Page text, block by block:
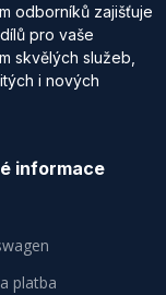
odborníků zajišťuje
pro vaše
skvělých služeb,
i nových
informace
platba